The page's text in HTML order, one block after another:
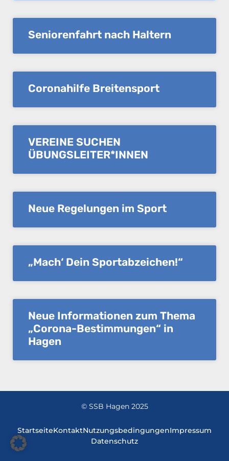
Seniorenfahrt nach Haltern
Coronahilfe Breitensport
VEREINE SUCHEN
ÜBUNGSLEITER*INNEN
Neue Regelungen im Sport
„Mach‘ Dein Sportabzeichen!“
Neue Informationen zum Thema
„Corona-Bestimmungen“ in
Hagen
© SSB Hagen 2025
StartseiteKontaktNutzungsbedingungenImpressum
Datenschutz